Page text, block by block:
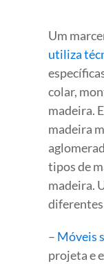
Um
utiliza
colar,
madeira.
madeira
tipos de
madeira.
– Móveis
projeta e